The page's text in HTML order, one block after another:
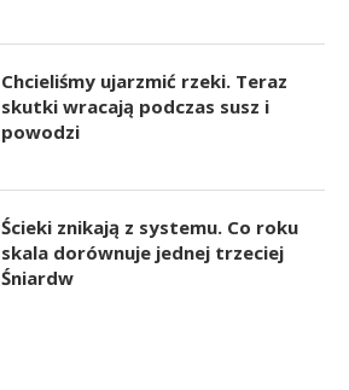
Chcieliśmy ujarzmić rzeki. Teraz
skutki wracają podczas susz i
powodzi
Ścieki znikają z systemu. Co roku
skala dorównuje jednej trzeciej
Śniardw